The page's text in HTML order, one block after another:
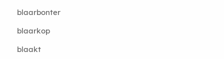
blaarbonter
blaarkop
blaakt